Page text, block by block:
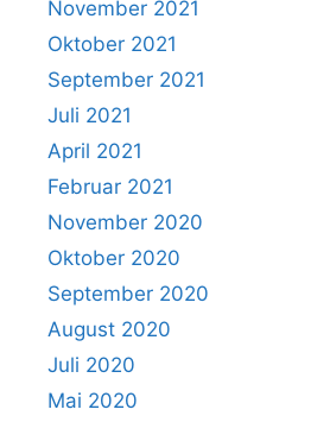
November 2021
Oktober 2021
September 2021
Juli 2021
April 2021
Februar 2021
November 2020
Oktober 2020
September 2020
August 2020
Juli 2020
Mai 2020